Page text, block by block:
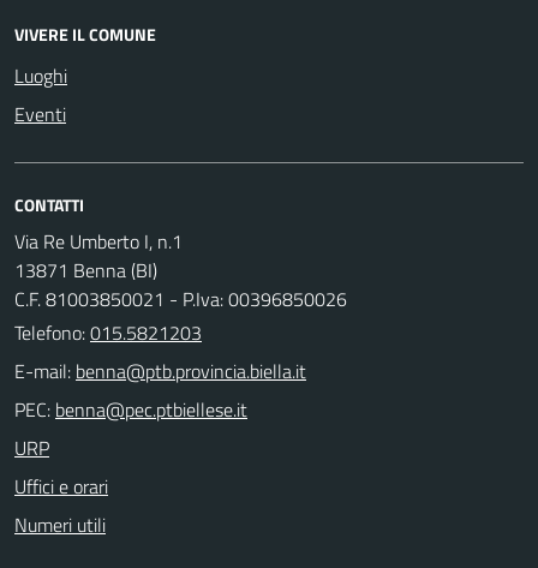
VIVERE IL COMUNE
Luoghi
Eventi
CONTATTI
Via Re Umberto I, n.1
13871 Benna (BI)
C.F. 81003850021 - P.Iva: 00396850026
Telefono:015.5821203
E-mail:
PEC:
URP
Uffici e orari
Numeri utili